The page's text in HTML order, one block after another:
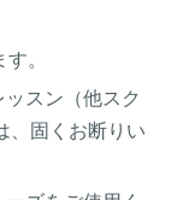
。
スン（他スク
、固くお断りい